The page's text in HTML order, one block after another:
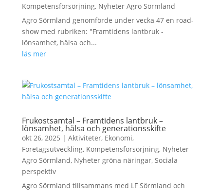
Kompetensförsörjning, Nyheter Agro Sörmland
Agro Sörmland genomförde under vecka 47 en road-
show med rubriken: "Framtidens lantbruk -
lönsamhet, hälsa och...
läs mer
Frukostsamtal – Framtidens lantbruk –
lönsamhet, hälsa och generationsskifte
okt 26, 2025 | Aktiviteter, Ekonomi,
Företagsutveckling, Kompetensförsörjning, Nyheter
Agro Sörmland, Nyheter gröna näringar, Sociala
perspektiv
Agro Sörmland tillsammans med LF Sörmland och